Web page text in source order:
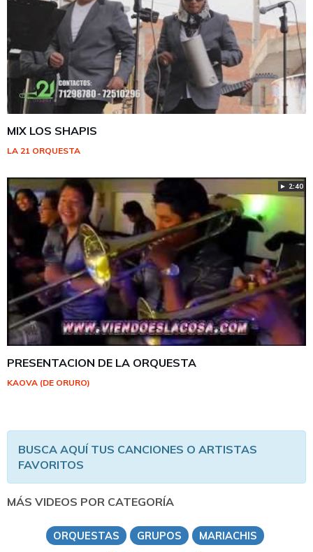
MIX LOS SHAPIS
LA 21 ORQUESTA
► 2:40
PRESENTACION DE LA ORQUESTA
KAOVA (DE ORURO)
BUSCA AQUÍ TUS CANCIONES O ARTISTAS
FAVORITOS
MÁS VIDEOS POR CATEGORÍA
ORQUESTAS GRUPOS
MARIACHIS